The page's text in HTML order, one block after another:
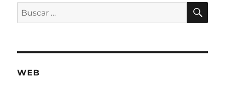
Buscar
por:
WEB